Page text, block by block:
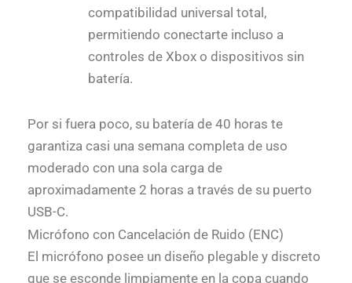
compatibilidad universal total,
permitiendo conectarte incluso a
controles de Xbox o dispositivos sin
batería.
Por si fuera poco, su batería de 40 horas te
garantiza casi una semana completa de uso
moderado con una sola carga de
aproximadamente 2 horas a través de su puerto
USB-C.
Micrófono con Cancelación de Ruido (ENC)
El micrófono posee un diseño plegable y discreto
que se esconde limpiamente en la copa cuando